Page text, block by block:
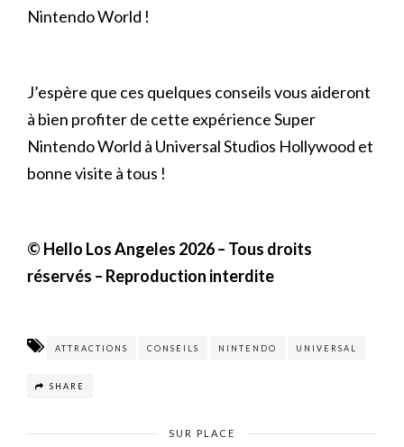
Nintendo World !
J’espère que ces quelques conseils vous aideront
à bien profiter de cette expérience Super
Nintendo World à Universal Studios Hollywood et
bonne visite à tous !
© Hello Los Angeles 2026– Tous droits
réservés – Reproduction interdite
ATTRACTIONS CONSEILS NINTENDO UNIVERSAL
SHARE
SUR PLACE